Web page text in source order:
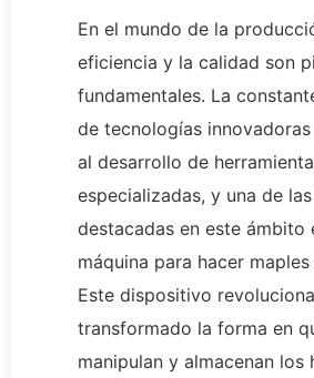
En el mundo de la
eficiencia y la calidad son
fundamentales. La
de tecnologías
al desarrollo de
especializadas, y una de
destacadas en este ámbito
máquina para hacer
Este dispositivo
transformado la forma en
manipulan y almacenan los